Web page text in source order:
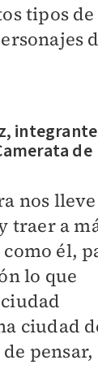
tipos de
de
nos
traer a
él,
lo que
ciudad
pensar,